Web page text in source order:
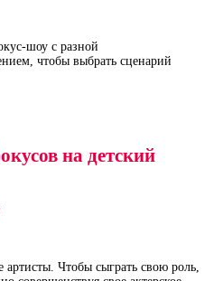
с разной
чтобы выбрать сценарий
на детский
Чтобы сыграть свою роль,